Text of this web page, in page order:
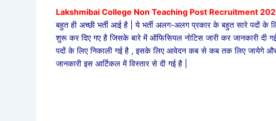
Lakshmibai College Non Teaching Post Recruitment
बहुत ही अच्छी भर्ती आई है | ये भर्ती अलग-अलग प्रकार के बहुत सारे पदों के
शुरू कर दिए गए है जिसके बारे में ऑफिसियल नोटिस जारी कर जानकारी
पदों के लिए निकाली गई है , इसके लिए आवेदन कब से कब तक लिए जायेगे और
जानकारी इस आर्टिकल में विस्तार से दी गई है |